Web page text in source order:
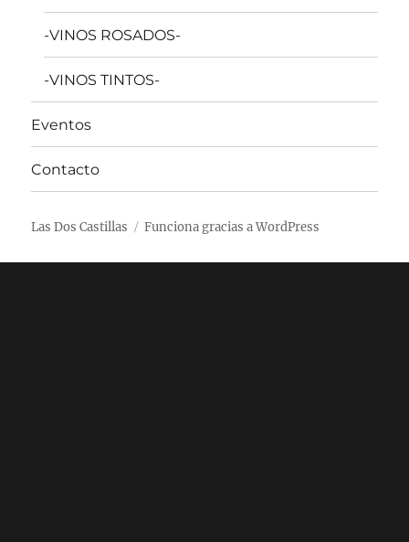
-VINOS ROSADOS-
-VINOS TINTOS-
Eventos
Contacto
Las Dos Castillas Funciona gracias a WordPress